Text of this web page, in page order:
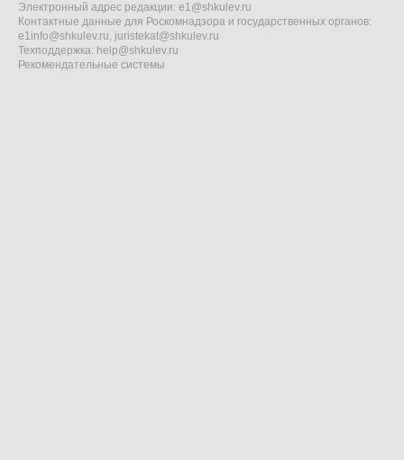
Электронный адрес редакции: e1@shkulev.ru
Контактные данные для Роскомнадзора и государственных органов:
e1info@shkulev.ru, juristekat@shkulev.ru
Техподдержка: help@shkulev.ru
Рекомендательные системы